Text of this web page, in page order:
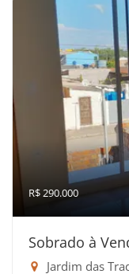
R$ 290.000
Sobrado à
Jardim das